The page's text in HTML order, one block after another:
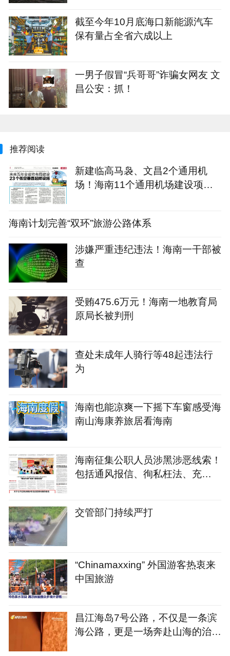
截至今年10月底海口新能源汽车
保有量占全省六成以上
一男子假冒“兵哥哥”诈骗女网友 文
昌公安：抓！
推荐阅读
新建临高马袅、文昌2个通用机
场！海南11个通用机场建设项目
海南计划完善“双环”旅游公路体系
涉嫌严重违纪违法！海南一干部被
查
受贿475.6万元！海南一地教育局
原局长被判刑
查处未成年人骑行等48起违法行
为
海南也能凉爽一下摇下车窗感受海
南山海康养旅居看海南
海南征集公职人员涉黑涉恶线索！
包括通风报信、徇私枉法、充
交管部门持续严打
“Chinamaxxing” 外国游客热衷来
中国旅游
昌江海岛7号公路，不仅是一条滨
海公路，更是一场奔赴山海的治愈